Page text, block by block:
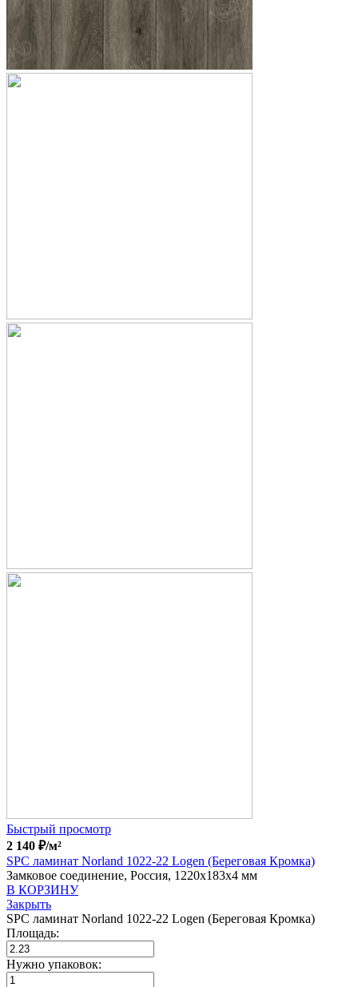
Быстрый просмотр
2 140 ₽/м²
SPC ламинат Norland 1022-22 Logen (Береговая Кромка)
Замковое соединение, Россия, 1220x183x4 мм
В КОРЗИНУ
Закрыть
SPC ламинат Norland 1022-22 Logen (Береговая Кромка)
Площадь:
Нужно упаковок: